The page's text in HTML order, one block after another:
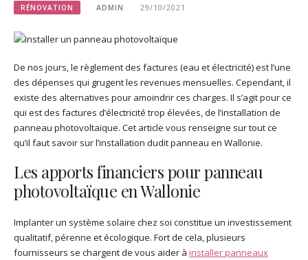
RÉNOVATION ADMIN 29/10/2021
De nos jours, le règlement des factures (eau et électricité) est l’une
des dépenses qui grugent les revenues mensuelles. Cependant, il
existe des alternatives pour amoindrir ces charges. Il s’agit pour ce
qui est des factures d’électricité trop élevées, de l’installation de
panneau photovoltaïque. Cet article vous renseigne sur tout ce
qu’il faut savoir sur l’installation dudit panneau en Wallonie.
Les apports financiers pour panneau
photovoltaïque en Wallonie
Implanter un système solaire chez soi constitue un investissement
qualitatif, pérenne et écologique. Fort de cela, plusieurs
fournisseurs se chargent de vous aider à installer panneaux